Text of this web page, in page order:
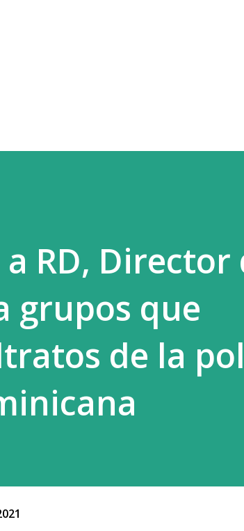
RD, Director
grupos que
de la